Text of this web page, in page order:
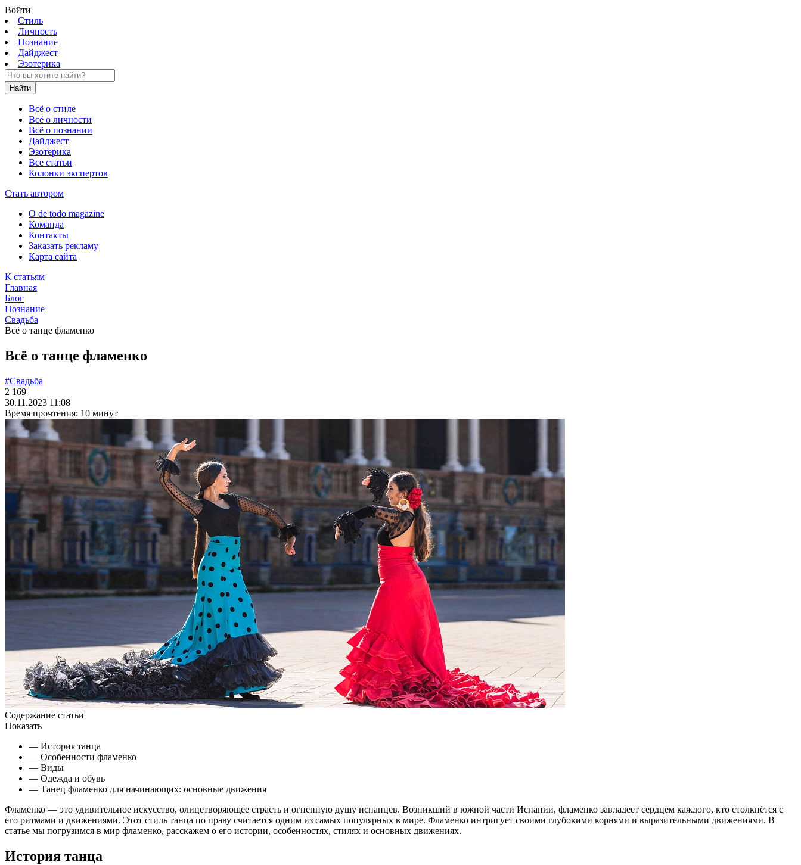
Войти
Стиль
Личность
Познание
Дайджест
Эзотерика
Найти
Всё о стиле
Всё о личности
Всё о познании
Дайджест
Эзотерика
Все статьи
Колонки экспертов
Стать автором
О de todo magazine
Команда
Контакты
Заказать рекламу
Карта сайта
К статьям
Главная
Блог
Познание
Свадьба
Всё о танце фламенко
Всё о танце фламенко
#Свадьба
2 169
30.11.2023 11:08
Время прочтения: 10 минут
Содержание статьи
Показать
— История танца
— Особенности фламенко
— Виды
— Одежда и обувь
— Танец фламенко для начинающих: основные движения
Фламенко — это удивительное искусство, олицетворяющее страсть и огненную душу испанцев. Возникший в южной части Испании, фламенко завладеет сердцем каждого, кто столкнётся с
его ритмами и движениями. Этот стиль танца по праву считается одним из самых популярных в мире. Фламенко интригует своими глубокими корнями и выразительными движениями. В
статье мы погрузимся в мир фламенко, расскажем о его истории, особенностях, стилях и основных движениях.
История танца